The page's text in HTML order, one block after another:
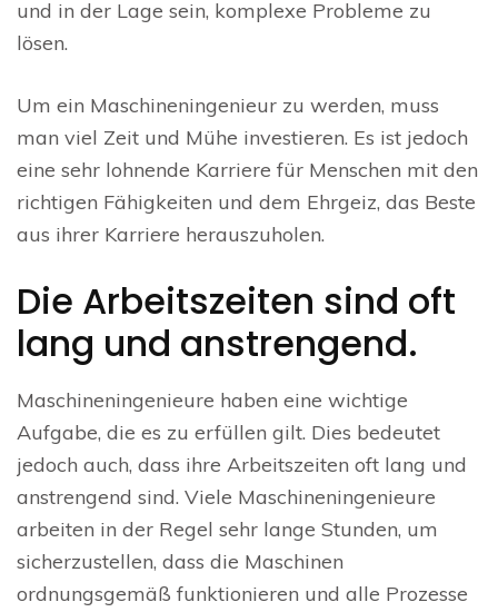
und in der Lage sein, komplexe Probleme zu
lösen.
Um ein Maschineningenieur zu werden, muss
man viel Zeit und Mühe investieren. Es ist jedoch
eine sehr lohnende Karriere für Menschen mit den
richtigen Fähigkeiten und dem Ehrgeiz, das Beste
aus ihrer Karriere herauszuholen.
Die Arbeitszeiten sind oft
lang und anstrengend.
Maschineningenieure haben eine wichtige
Aufgabe, die es zu erfüllen gilt. Dies bedeutet
jedoch auch, dass ihre Arbeitszeiten oft lang und
anstrengend sind. Viele Maschineningenieure
arbeiten in der Regel sehr lange Stunden, um
sicherzustellen, dass die Maschinen
ordnungsgemäß funktionieren und alle Prozesse